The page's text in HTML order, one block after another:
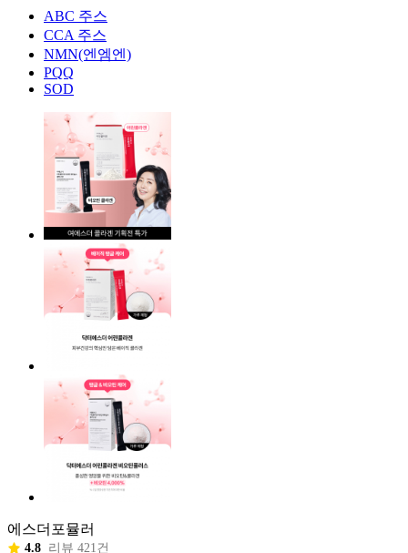
ABC 주스
CCA 주스
NMN(엔엠엔)
PQQ
SOD
에스더포뮬러
4.8 리뷰 421건